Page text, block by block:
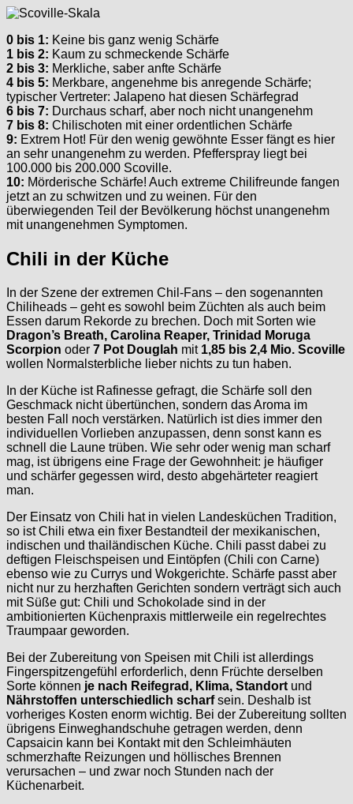
0 bis 1: Keine bis ganz wenig Schärfe
1 bis 2: Kaum zu schmeckende Schärfe
2 bis 3: Merkliche, saber anfte Schärfe
4 bis 5: Merkbare, angenehme bis anregende Schärfe;
typischer Vertreter: Jalapeno hat diesen Schärfegrad
6 bis 7: Durchaus scharf, aber noch nicht unangenehm
7 bis 8: Chilischoten mit einer ordentlichen Schärfe
9: Extrem Hot! Für den wenig gewöhnte Esser fängt es hier
an sehr unangenehm zu werden. Pfefferspray liegt bei
100.000 bis 200.000 Scoville.
10: Mörderische Schärfe! Auch extreme Chilifreunde fangen
jetzt an zu schwitzen und zu weinen. Für den
überwiegenden Teil der Bevölkerung höchst unangenehm
mit unangenehmen Symptomen.
Chili in der Küche
In der Szene der extremen Chil-Fans – den sogenannten
Chiliheads – geht es sowohl beim Züchten als auch beim
Essen darum Rekorde zu brechen. Doch mit Sorten wie
Dragon’s Breath, Carolina Reaper, Trinidad Moruga
Scorpion oder 7 Pot Douglah mit 1,85 bis 2,4 Mio. Scoville
wollen Normalsterbliche lieber nichts zu tun haben.
In der Küche ist Rafinesse gefragt, die Schärfe soll den
Geschmack nicht übertünchen, sondern das Aroma im
besten Fall noch verstärken. Natürlich ist dies immer den
individuellen Vorlieben anzupassen, denn sonst kann es
schnell die Laune trüben. Wie sehr oder wenig man scharf
mag, ist übrigens eine Frage der Gewohnheit: je häufiger
und schärfer gegessen wird, desto abgehärteter reagiert
man.
Der Einsatz von Chili hat in vielen Landesküchen Tradition,
so ist Chili etwa ein fixer Bestandteil der mexikanischen,
indischen und thailändischen Küche. Chili passt dabei zu
deftigen Fleischspeisen und Eintöpfen (Chili con Carne)
ebenso wie zu Currys und Wokgerichte. Schärfe passt aber
nicht nur zu herzhaften Gerichten sondern verträgt sich auch
mit Süße gut: Chili und Schokolade sind in der
ambitionierten Küchenpraxis mittlerweile ein regelrechtes
Traumpaar geworden.
Bei der Zubereitung von Speisen mit Chili ist allerdings
Fingerspitzengefühl erforderlich, denn Früchte derselben
Sorte können je nach Reifegrad, Klima, Standort und
Nährstoffen unterschiedlich scharfsein. Deshalb ist
vorheriges Kosten enorm wichtig. Bei der Zubereitung sollten
übrigens Einweghandschuhe getragen werden, denn
Capsaicin kann bei Kontakt mit den Schleimhäuten
schmerzhafte Reizungen und höllisches Brennen
verursachen – und zwar noch Stunden nach der
Küchenarbeit.